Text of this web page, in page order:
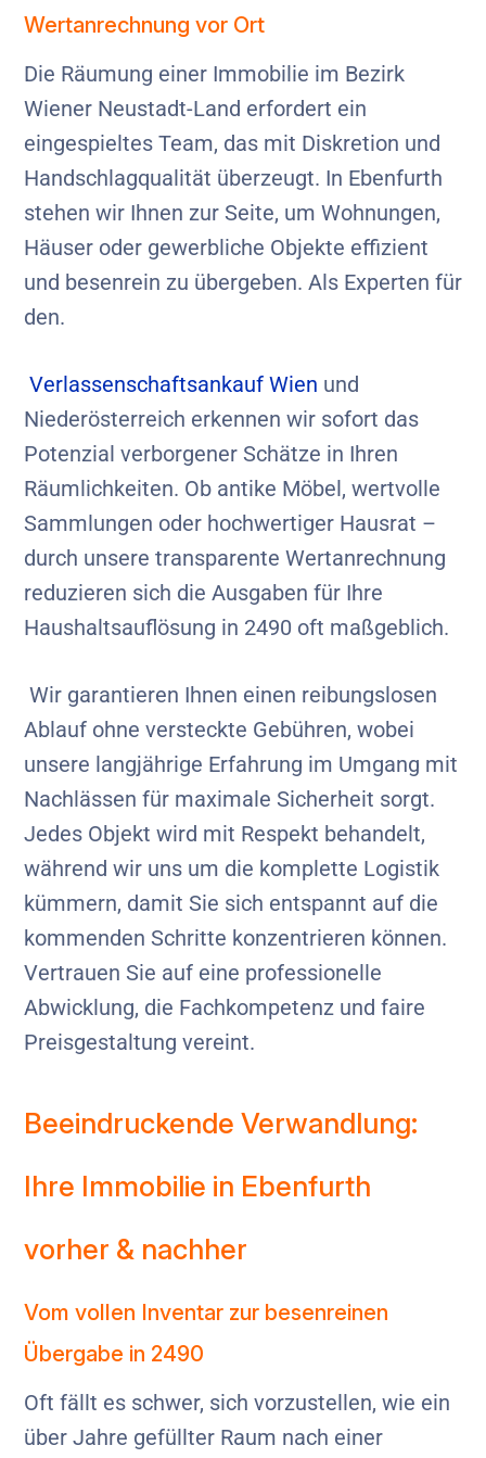
Wertanrechnung vor Ort
Die Räumung einer Immobilie im Bezirk
Wiener Neustadt-Land erfordert ein
eingespieltes Team, das mit Diskretion und
Handschlagqualität überzeugt. In Ebenfurth
stehen wir Ihnen zur Seite, um Wohnungen,
Häuser oder gewerbliche Objekte effizient
und besenrein zu übergeben. Als Experten für
den.
Verlassenschaftsankauf Wien und
Niederösterreich erkennen wir sofort das
Potenzial verborgener Schätze in Ihren
Räumlichkeiten. Ob antike Möbel, wertvolle
Sammlungen oder hochwertiger Hausrat –
durch unsere transparente Wertanrechnung
reduzieren sich die Ausgaben für Ihre
Haushaltsauflösung in 2490 oft maßgeblich.
Wir garantieren Ihnen einen reibungslosen
Ablauf ohne versteckte Gebühren, wobei
unsere langjährige Erfahrung im Umgang mit
Nachlässen für maximale Sicherheit sorgt.
Jedes Objekt wird mit Respekt behandelt,
während wir uns um die komplette Logistik
kümmern, damit Sie sich entspannt auf die
kommenden Schritte konzentrieren können.
Vertrauen Sie auf eine professionelle
Abwicklung, die Fachkompetenz und faire
Preisgestaltung vereint.
Beeindruckende Verwandlung:
Ihre Immobilie in Ebenfurth
vorher & nachher
Vom vollen Inventar zur besenreinen
Übergabe in 2490
Oft fällt es schwer, sich vorzustellen, wie ein
über Jahre gefüllter Raum nach einer